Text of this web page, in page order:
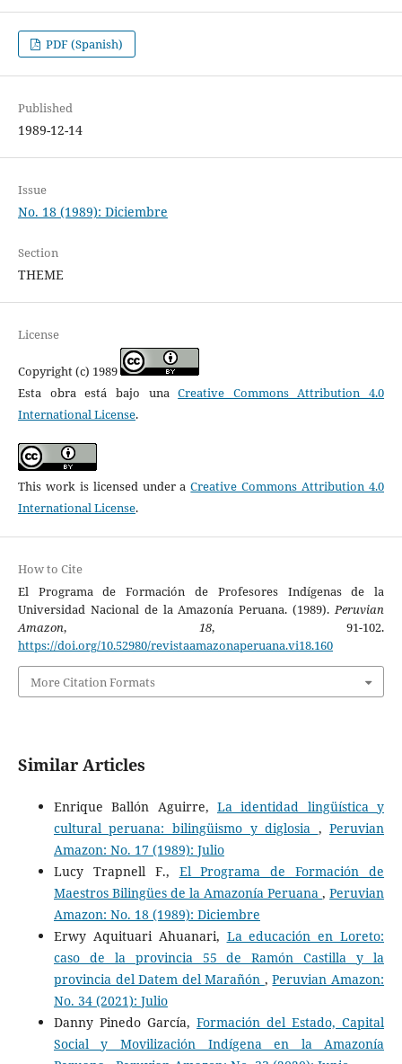
PDF (Spanish)
Published
1989-12-14
Issue
No. 18 (1989): Diciembre
Section
THEME
License
Copyright (c) 1989
Esta obra está bajo unaCreative Commons Attribution 4.0
International License.
This work is licensed under aCreative Commons Attribution 4.0
International License.
How to Cite
El Programa de Formación de Profesores Indígenas de la
Universidad Nacional de la Amazonía Peruana. (1989).Peruvian
Amazon, 18, 91-102.
https://doi.org/10.52980/revistaamazonaperuana.vi18.160
More Citation Formats
Similar Articles
Enrique Ballón Aguirre, La identidad lingüística y
cultural peruana: bilingüismo y diglosia ,Peruvian
Amazon: No. 17 (1989): Julio
Lucy Trapnell F., El Programa de Formación de
Maestros Bilingües de la Amazonía Peruana,Peruvian
Amazon: No. 18 (1989): Diciembre
Erwy Aquituari Ahuanari, La educación en Loreto:
caso de la provincia 55 de Ramón Castilla y la
provincia del Datem del Marañón ,Peruvian Amazon:
No. 34 (2021): Julio
Danny Pinedo García, Formación del Estado, Capital
Social y Movilización Indígena en la Amazonía